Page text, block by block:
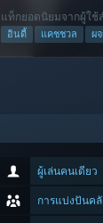
แท็กยอดนิยมจากผู้ใ
อินดี้ แคชชวล ผ
ผู้เล่นคนเดียว
การแบ่งปันค